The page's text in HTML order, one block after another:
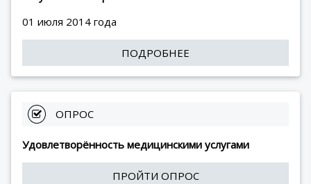
01 июля 2014 года
ПОДРОБНЕЕ
ОПРОС
Удовлетворённость медицинскими услугами
ПРОЙТИ ОПРОС